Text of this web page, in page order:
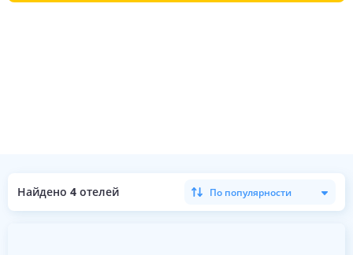
Найдено 4 отелей По популярности